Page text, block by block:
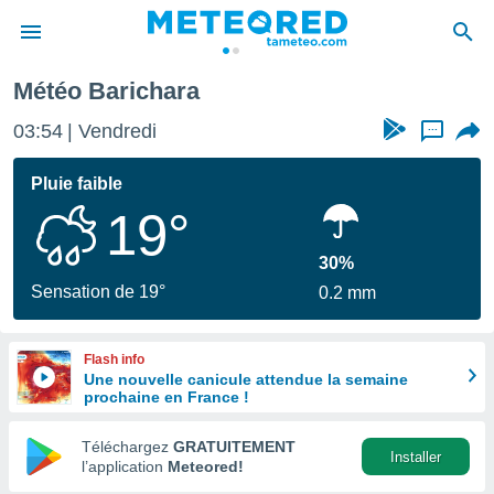
de
par
en
Météo Barichara
03:54 Vendredi ...
Pluie faible
19°
Sensation de 19°
30%
0.2 mm
Flash info
Une nouvelle canicule attendue la semaine
prochaine en France !
Téléchargez GRATUITEMENT
l’application Meteored!
Installer